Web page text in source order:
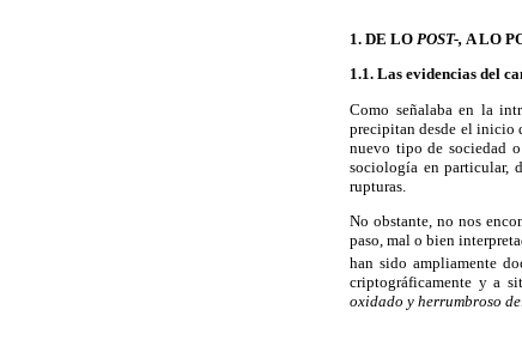
1. DE LO POST-, A LO
1.1. Las evidencias del
Como señalaba en la
precipitan desde el inicio
nuevo tipo de sociedad
sociología en particular,
rupturas.
No obstante, no nos
paso, mal o bien
han sido ampliamente
criptográficamente y a
oxidado y herrumbroso